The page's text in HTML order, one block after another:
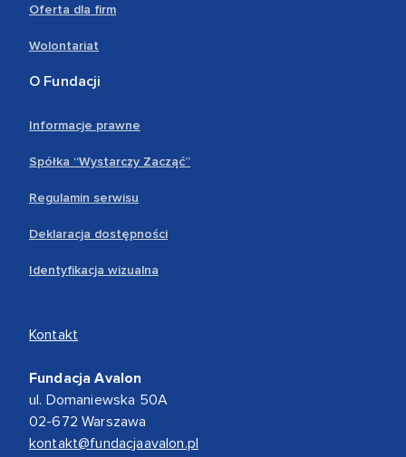
Oferta dla firm
Wolontariat
O Fundacji
Informacje prawne
Spółka “Wystarczy Zacząć”
Regulamin serwisu
Deklaracja dostępności
Identyfikacja wizualna
Kontakt
Fundacja Avalon
ul. Domaniewska 50A
02-672 Warszawa
kontakt@fundacjaavalon.pl